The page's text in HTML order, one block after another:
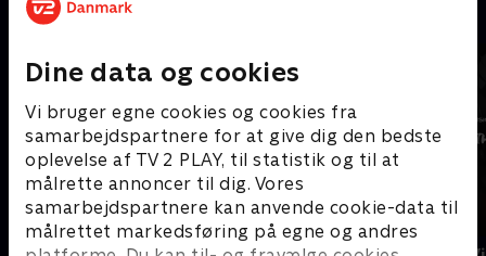
Dine data og cookies
Vi bruger egne cookies og cookies fra
samarbejdspartnere for at give dig den bedste
oplevelse af TV 2 PLAY, til statistik og til at
målrette annoncer til dig. Vores
samarbejdspartnere kan anvende cookie-data til
målrettet markedsføring på egne og andres
Mere indhold fra Disney+